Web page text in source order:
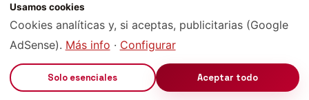
Buscador oficial CENDOJ (Poder Judicial) ↗
OpenSanctions ↗
CNMC · Competencia ↗
Usamos cookies
Cookies analíticas y, si aceptas, publicitarias (Google
AdSense). Más info · Configurar
Solo esenciales Aceptar todo